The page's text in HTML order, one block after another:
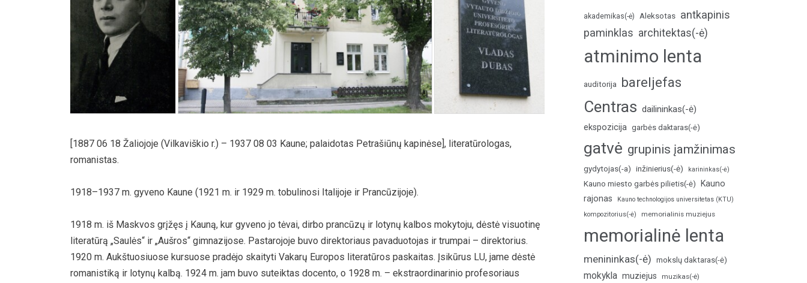
įamžinimas
[1887 06 18 Žaliojoje (Vilkaviškio r.) – 1937 08 03 Kaune; palaidotas Petrašiūnų kapinėse], literatūrologas,
romanistas.
1918–1937 m. gyveno Kaune (1921 m. ir 1929 m. tobulinosi Italijoje ir Prancūzijoje).
1918 m. iš Maskvos grįžęs į Kauną, kur gyveno jo tėvai, dirbo prancūzų ir lotynų kalbos mokytoju, dėstė visuotinę
literatūrą „Saulės“ ir „Aušros“ gimnazijose. Pastarojoje buvo direktoriaus pavaduotojas ir trumpai – direktorius.
1920 m. Aukštuosiuose kursuose pradėjo skaityti Vakarų Europos literatūros paskaitas. Įsikūrus LU, jame dėstė
romanistiką ir lotynų kalbą. 1924 m. jam buvo suteiktas docento, o 1928 m. – ekstraordinarinio profesoriaus
akademikas(-ė) Aleksotas antkapinis
paminklas architektas(-ė)
atminimo lenta
auditorija bareljefas
Centras dailininkas(-ė)
ekspozicija garbės daktaras(-ė)
gatvė grupinis įamžinimas
gydytojas(-a) inžinierius(-ė) karininkas(-ė)
Kauno miesto garbės pilietis(-ė)
Kauno
rajonas
Kauno technologijos universitetas (KTU)
kompozitorius(-ė)
memorialinis muziejus
memorialinė lenta
menininkas(-ė) mokslų daktaras(-ė)
mokykla muziejus muzikas(-ė)